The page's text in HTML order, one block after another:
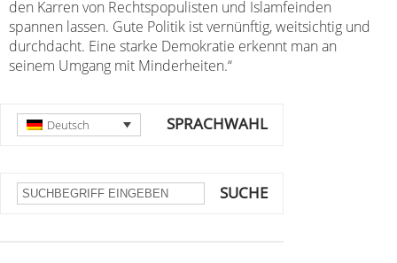
den Karren von Rechtspopulisten und Islamfeinden
spannen lassen. Gute Politik ist vernünftig, weitsichtig und
durchdacht. Eine starke Demokratie erkennt man an
seinem Umgang mit Minderheiten.“
SPRACHWAHL
Deutsch
SUCHE